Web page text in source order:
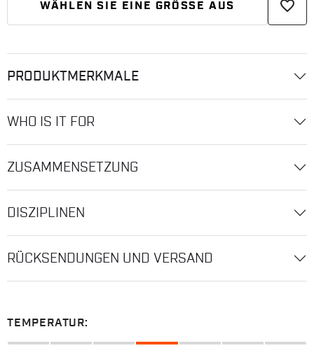
WÄHLEN SIE EINE GRÖSSE AUS favorite_border
PRODUKTMERKMALE
WHO IS IT FOR
ZUSAMMENSETZUNG
DISZIPLINEN
RÜCKSENDUNGEN UND VERSAND
TEMPERATUR: